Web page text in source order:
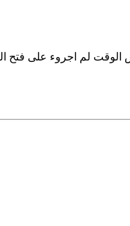
الوقت لم اجروء على